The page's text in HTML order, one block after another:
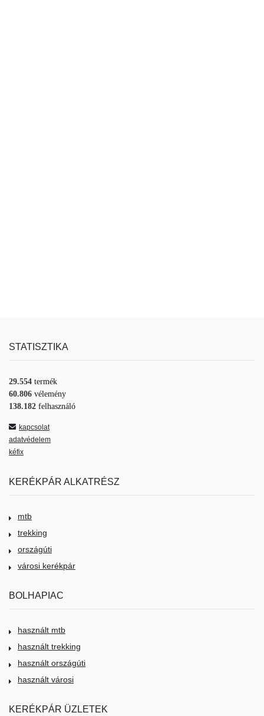
STATISZTIKA
29.554 termék
60.806 vélemény
138.182 felhasználó
kapcsolat
adatvédelem
kéfix
KERÉKPÁR ALKATRÉSZ
mtb
trekking
országúti
városi kerékpár
BOLHAPIAC
használt mtb
használt trekking
használt országúti
használt városi
KERÉKPÁR ÜZLETEK